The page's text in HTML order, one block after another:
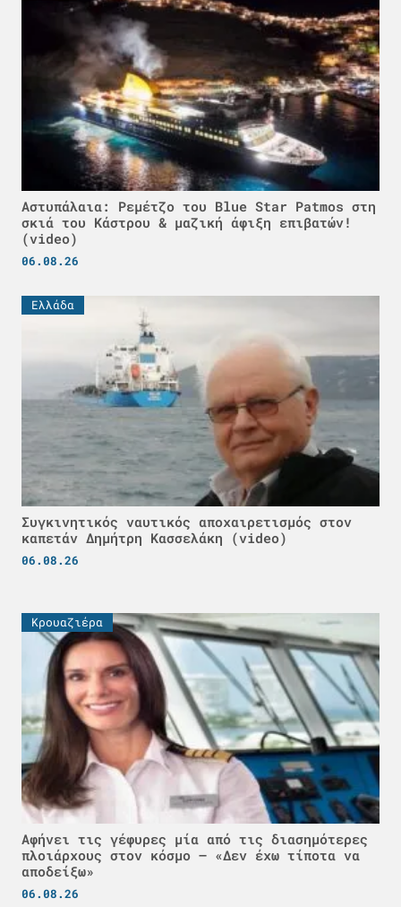
Αστυπάλαια: Ρεμέτζο του Blue Star Patmos στη
σκιά του Κάστρου & μαζική άφιξη επιβατών!
(video)
06.08.26
Ελλάδα
Συγκινητικός ναυτικός αποχαιρετισμός στον
καπετάν Δημήτρη Κασσελάκη (video)
06.08.26
Κρουαζιέρα
Αφήνει τις γέφυρες μία από τις διασημότερες
πλοιάρχους στον κόσμο – «Δεν έχω τίποτα να
αποδείξω»
06.08.26